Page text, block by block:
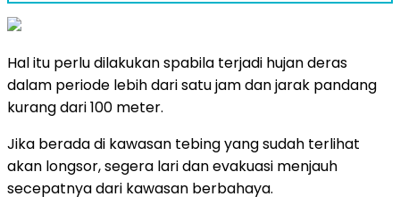
Hal itu perlu dilakukan spabila terjadi hujan deras
dalam periode lebih dari satu jam dan jarak pandang
kurang dari 100 meter.
Jika berada di kawasan tebing yang sudah terlihat
akan longsor, segera lari dan evakuasi menjauh
secepatnya dari kawasan berbahaya.